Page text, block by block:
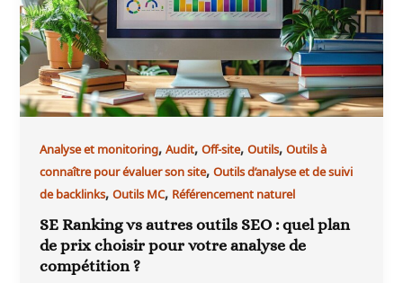
Analyse et monitoring,Audit,Off-site,Outils,Outils à
connaître pour évaluer son site,Outils d’analyse et de suivi
de backlinks,Outils MC, Référencement naturel
SE Ranking vs autres outils SEO : quel plan
de prix choisir pour votre analyse de
compétition ?